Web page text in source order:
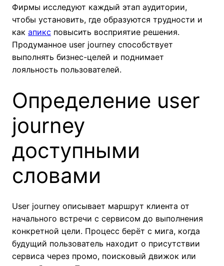
Фирмы исследуют каждый этап аудитории,
чтобы установить, где образуются трудности и
как апикс повысить восприятие решения.
Продуманное user journey способствует
выполнять бизнес-целей и поднимает
лояльность пользователей.
Определение user
journey
доступными
словами
User journey описывает маршрут клиента от
начального встречи с сервисом до выполнения
конкретной цели. Процесс берёт с мига, когда
будущий пользователь находит о присутствии
сервиса через промо, поисковый движок или